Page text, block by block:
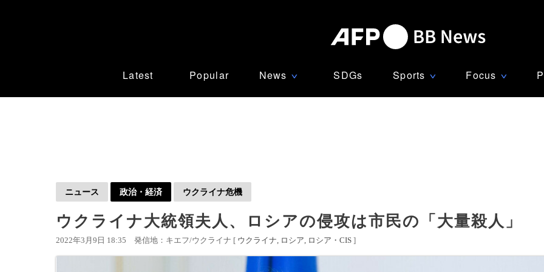
Latest Popular News ∨ SDGs Sports ∨ Focus ∨
ニュース 政治・経済 ウクライナ危機
ウクライナ大統領夫人、ロシアの侵攻は市民の「大量殺人」
2022年3月9日 18:35 発信地：キエフ/ウクライナ [ ウクライナ ロシア ロシア・CIS ]